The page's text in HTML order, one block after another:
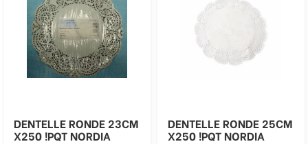
DENTELLE RONDE 23CM
X250 !PQT NORDIA
DENTELLE RONDE 25CM
X250 !PQT NORDIA